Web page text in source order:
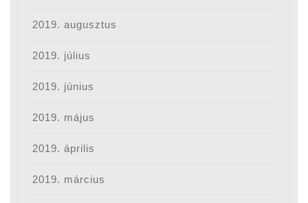
2019. augusztus
2019. július
2019. június
2019. május
2019. április
2019. március